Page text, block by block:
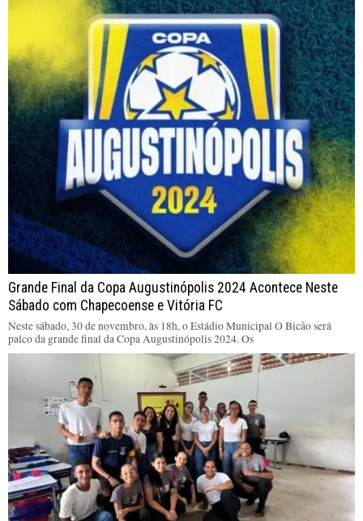
Grande Final da Copa Augustinópolis 2024 Acontece Neste
Sábado com Chapecoense e Vitória FC
Neste sábado, 30 de novembro, às 18h, o Estádio Municipal O Bicão será
palco da grande final da Copa Augustinópolis 2024. Os